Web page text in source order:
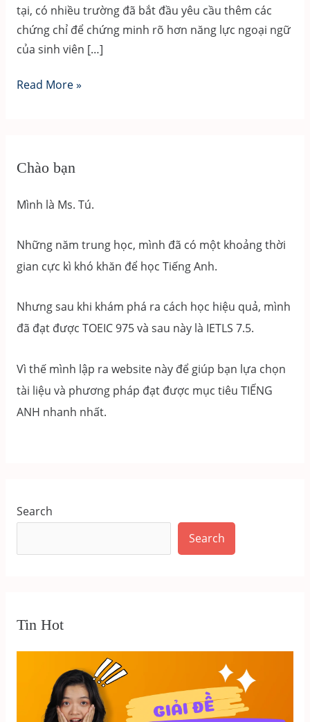
tại, có nhiều trường đã bắt đầu yêu cầu thêm các
chứng chỉ để chứng minh rõ hơn năng lực ngoại ngữ
của sinh viên […]
FORMAT
NĂNG
TOEIC
PART
Read More »
Chào bạn
Mình là Ms. Tú.
Những năm trung học, mình đã có một khoảng thời
gian cực kì khó khăn để học Tiếng Anh.
Nhưng sau khi khám phá ra cách học hiệu quả, mình
đã đạt được TOEIC 975 và sau này là IETLS 7.5.
Vì thế mình lập ra website này để giúp bạn lựa chọn
tài liệu và phương pháp đạt được mục tiêu TIẾNG
ANH nhanh nhất.
Search
Search
Tin Hot